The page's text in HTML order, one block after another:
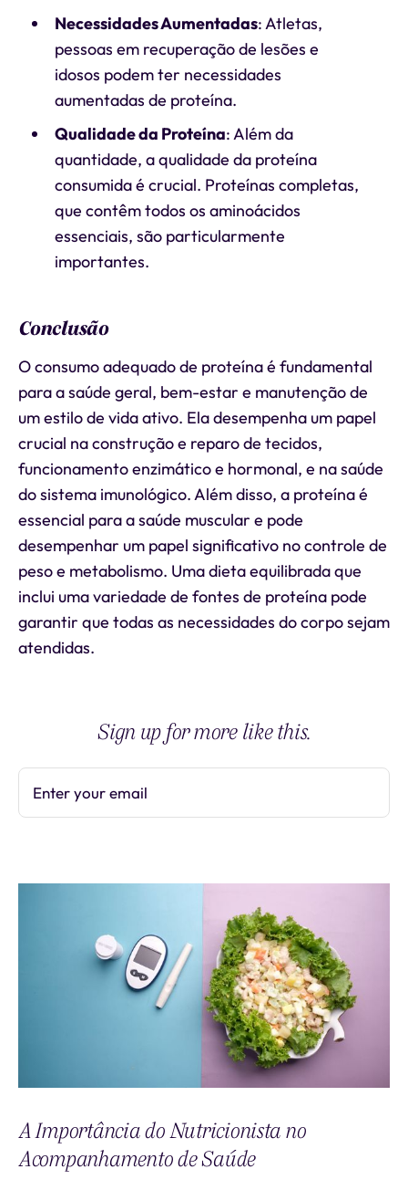
Necessidades Aumentadas: Atletas,
pessoas em recuperação de lesões e
idosos podem ter necessidades
aumentadas de proteína.
Qualidade da Proteína: Além da
quantidade, a qualidade da proteína
consumida é crucial. Proteínas completas,
que contêm todos os aminoácidos
essenciais, são particularmente
importantes.
Conclusão
O consumo adequado de proteína é fundamental
para a saúde geral, bem-estar e manutenção de
um estilo de vida ativo. Ela desempenha um papel
crucial na construção e reparo de tecidos,
funcionamento enzimático e hormonal, e na saúde
do sistema imunológico. Além disso, a proteína é
essencial para a saúde muscular e pode
desempenhar um papel significativo no controle de
peso e metabolismo. Uma dieta equilibrada que
inclui uma variedade de fontes de proteína pode
garantir que todas as necessidades do corpo sejam
atendidas.
Sign up for more like this.
Enter your email
A Importância do Nutricionista no
Acompanhamento de Saúde